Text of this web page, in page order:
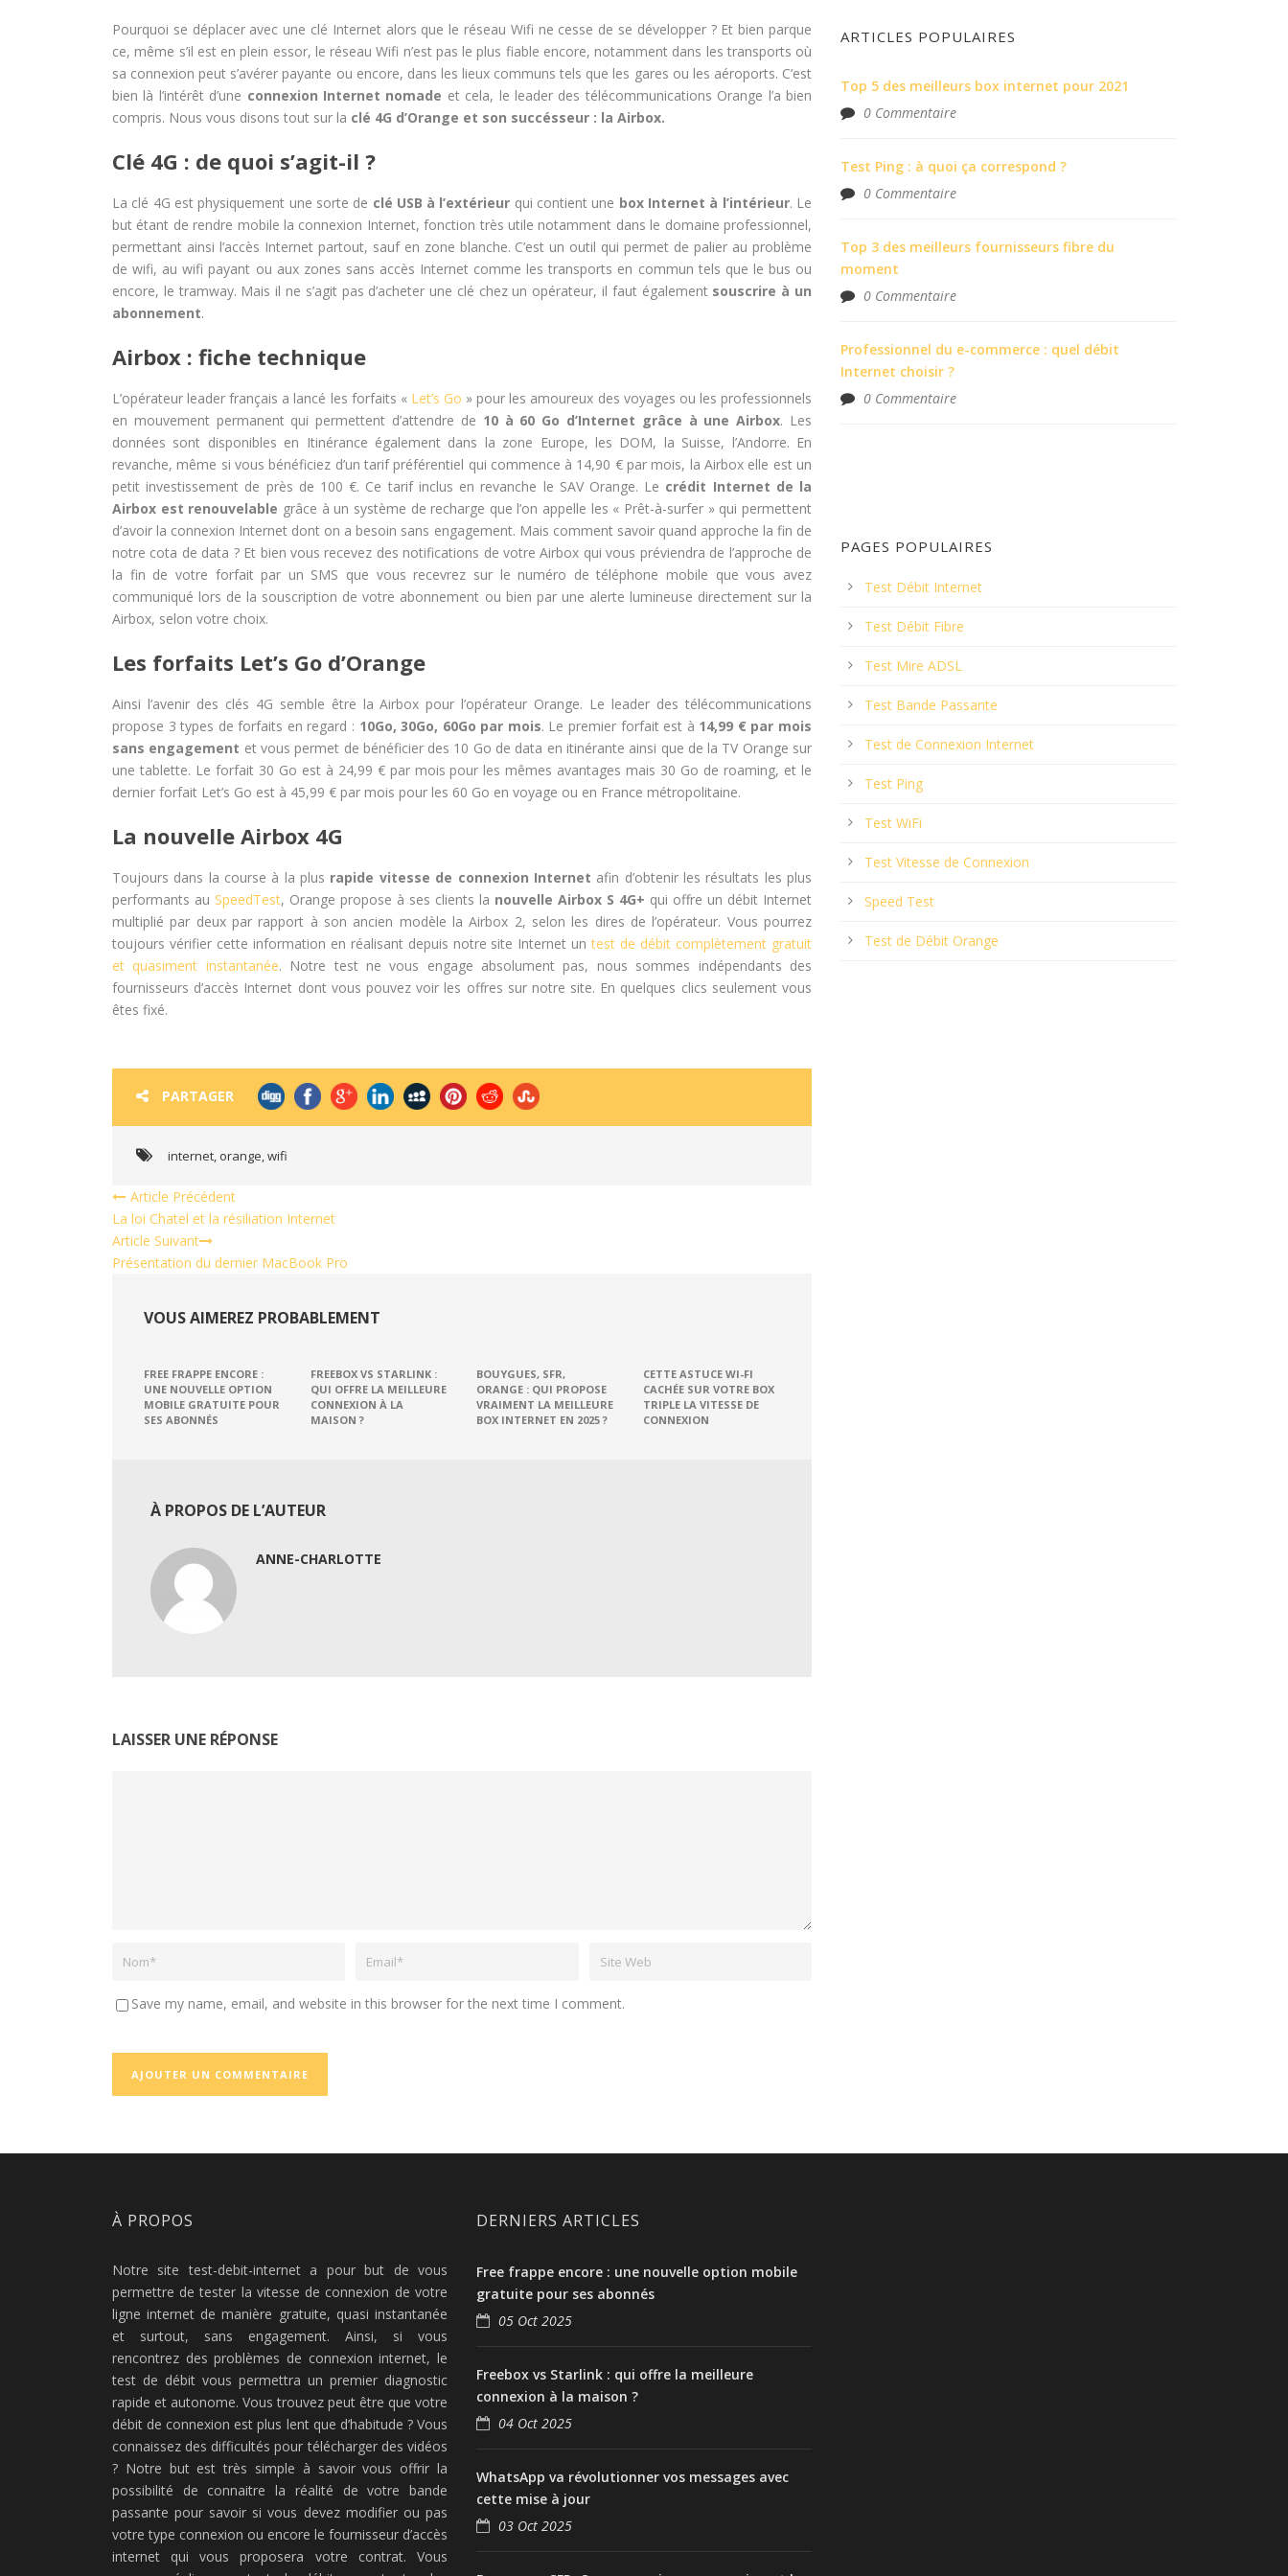
Pourquoi se déplacer avec une clé Internet alors que le réseau Wifi ne cesse de se développer ? Et bien parque
ce, même s’il est en plein essor, le réseau Wifi n’est pas le plus fiable encore, notamment dans les transports où
sa connexion peut s’avérer payante ou encore, dans les lieux communs tels que les gares ou les aéroports. C’est
bien là l’intérêt d’une connexion Internet nomade et cela, le leader des télécommunications Orange l’a bien
compris. Nous vous disons tout sur la clé 4G d’Orange et son succésseur : la Airbox.
Clé 4G : de quoi s’agit-il ?
La clé 4G est physiquement une sorte de clé USB à l’extérieur qui contient une box Internet à l’intérieur. Le
but étant de rendre mobile la connexion Internet, fonction très utile notamment dans le domaine professionnel,
permettant ainsi l’accès Internet partout, sauf en zone blanche. C’est un outil qui permet de palier au problème
de wifi, au wifi payant ou aux zones sans accès Internet comme les transports en commun tels que le bus ou
encore, le tramway. Mais il ne s’agit pas d’acheter une clé chez un opérateur, il faut également souscrire à un
abonnement.
Airbox : fiche technique
L’opérateur leader français a lancé les forfaits « Let’s Go » pour les amoureux des voyages ou les professionnels
en mouvement permanent qui permettent d’attendre de 10 à 60 Go d’Internet grâce à une Airbox. Les
données sont disponibles en Itinérance également dans la zone Europe, les DOM, la Suisse, l’Andorre. En
revanche, même si vous bénéficiez d’un tarif préférentiel qui commence à 14,90 € par mois, la Airbox elle est un
petit investissement de près de 100 €. Ce tarif inclus en revanche le SAV Orange. Le crédit Internet de la
Airbox est renouvelable grâce à un système de recharge que l’on appelle les « Prêt-à-surfer » qui permettent
d’avoir la connexion Internet dont on a besoin sans engagement. Mais comment savoir quand approche la fin de
notre cota de data ? Et bien vous recevez des notifications de votre Airbox qui vous préviendra de l’approche de
la fin de votre forfait par un SMS que vous recevrez sur le numéro de téléphone mobile que vous avez
communiqué lors de la souscription de votre abonnement ou bien par une alerte lumineuse directement sur la
Airbox, selon votre choix.
Les forfaits Let’s Go d’Orange
Ainsi l’avenir des clés 4G semble être la Airbox pour l’opérateur Orange. Le leader des télécommunications
propose 3 types de forfaits en regard : 10Go, 30Go, 60Go par mois. Le premier forfait est à 14,99 € par mois
sans engagement et vous permet de bénéficier des 10 Go de data en itinérante ainsi que de la TV Orange sur
une tablette. Le forfait 30 Go est à 24,99 € par mois pour les mêmes avantages mais 30 Go de roaming, et le
dernier forfait Let’s Go est à 45,99 € par mois pour les 60 Go en voyage ou en France métropolitaine.
La nouvelle Airbox 4G
Toujours dans la course à la plus rapide vitesse de connexion Internet afin d’obtenir les résultats les plus
performants au SpeedTest, Orange propose à ses clients la nouvelle Airbox S 4G+ qui offre un débit Internet
multiplié par deux par rapport à son ancien modèle la Airbox 2, selon les dires de l’opérateur. Vous pourrez
toujours vérifier cette information en réalisant depuis notre site Internet un test de débit complètement gratuit
et quasiment instantanée. Notre test ne vous engage absolument pas, nous sommes indépendants des
fournisseurs d’accès Internet dont vous pouvez voir les offres sur notre site. En quelques clics seulement vous
êtes fixé.
PARTAGER
internet, orange,wifi
Article Précédent
La loi Chatel et la résiliation Internet
Article Suivant
Présentation du dernier MacBook Pro
VOUS AIMEREZ PROBABLEMENT
FREE FRAPPE ENCORE :
UNE NOUVELLE OPTION
MOBILE GRATUITE POUR
SES ABONNÉS
FREEBOX VS STARLINK :
QUI OFFRE LA MEILLEURE
CONNEXION À LA
MAISON ?
BOUYGUES, SFR,
ORANGE : QUI PROPOSE
VRAIMENT LA MEILLEURE
BOX INTERNET EN 2025 ?
CETTE ASTUCE WI-FI
CACHÉE SUR VOTRE BOX
TRIPLE LA VITESSE DE
CONNEXION
À PROPOS DE L’AUTEUR
ANNE-CHARLOTTE
LAISSER UNE RÉPONSE
Save my name, email, and website in this browser for the next time I comment.
ARTICLES POPULAIRES
Top 5 des meilleurs box internet pour 2021
0 Commentaire
Test Ping : à quoi ça correspond ?
0 Commentaire
Top 3 des meilleurs fournisseurs fibre du
moment
0 Commentaire
Professionnel du e-commerce : quel débit
Internet choisir ?
0 Commentaire
PAGES POPULAIRES
Test Débit Internet
Test Débit Fibre
Test Mire ADSL
Test Bande Passante
Test de Connexion Internet
Test Ping
Test WiFi
Test Vitesse de Connexion
Speed Test
Test de Débit Orange
À PROPOS
Notre site test-debit-internet a pour but de vous
permettre de tester la vitesse de connexion de votre
ligne internet de manière gratuite, quasi instantanée
et surtout, sans engagement. Ainsi, si vous
rencontrez des problèmes de connexion internet, le
test de débit vous permettra un premier diagnostic
rapide et autonome. Vous trouvez peut être que votre
débit de connexion est plus lent que d’habitude ? Vous
connaissez des difficultés pour télécharger des vidéos
? Notre but est très simple à savoir vous offrir la
possibilité de connaitre la réalité de votre bande
passante pour savoir si vous devez modifier ou pas
votre type connexion ou encore le fournisseur d’accès
internet qui vous proposera votre contrat. Vous
DERNIERS ARTICLES
Free frappe encore : une nouvelle option mobile
gratuite pour ses abonnés
05 Oct 2025
Freebox vs Starlink : qui offre la meilleure
connexion à la maison ?
04 Oct 2025
WhatsApp va révolutionner vos messages avec
cette mise à jour
03 Oct 2025